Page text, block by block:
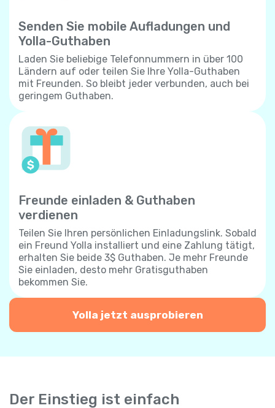
Senden Sie mobile Aufladungen und
Yolla-Guthaben
Laden Sie beliebige Telefonnummern in über 100
Ländern auf oder teilen Sie Ihre Yolla-Guthaben
mit Freunden. So bleibt jeder verbunden, auch bei
geringem Guthaben.
Freunde einladen & Guthaben
verdienen
Teilen Sie Ihren persönlichen Einladungslink. Sobald
ein Freund Yolla installiert und eine Zahlung tätigt,
erhalten Sie beide 3$ Guthaben. Je mehr Freunde
Sie einladen, desto mehr Gratisguthaben
bekommen Sie.
Yolla jetzt ausprobieren
Der Einstieg ist einfach